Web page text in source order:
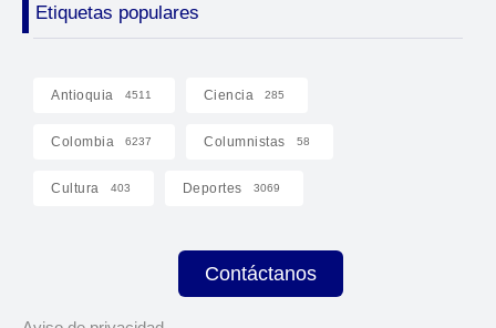
Etiquetas populares
Antioquia 4511 Ciencia 285
Colombia 6237 Columnistas 58
Cultura 403 Deportes 3069
Contáctanos